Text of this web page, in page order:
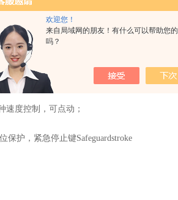
欢迎您！
来自局域网的朋友！有什么可以帮助您的
吗？
；
以内；
速度控制，可点动；
保护，紧急停止键Safeguardstroke